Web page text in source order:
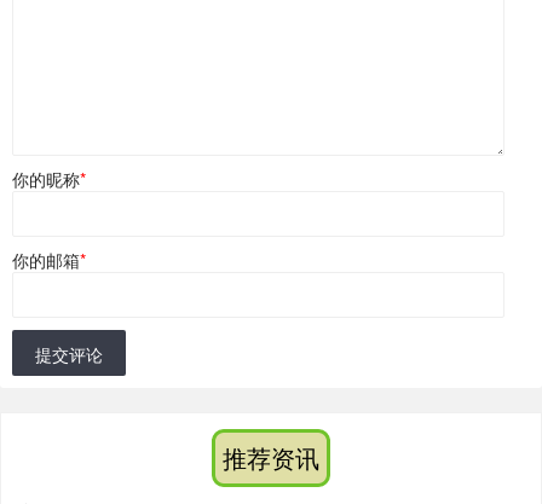
你的昵称*
你的邮箱*
提交评论
推荐资讯